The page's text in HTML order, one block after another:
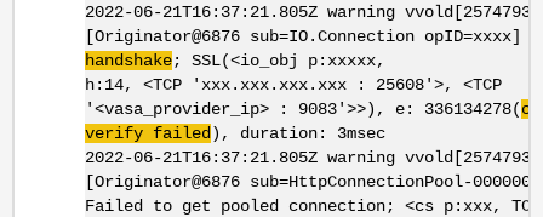
2022-06-21T16:37:21.805Z warning vvold[2574793]
[Originator@6876 sub=IO.Connection opID=xxxx]
handshake; SSL(<io_obj p:xxxxx,
h:14, <TCP 'xxx.xxx.xxx.xxx : 25608'>, <TCP
'<vasa_provider_ip> : 9083'>>), e: 336134278(
verify failed ), duration: 3msec
2022-06-21T16:37:21.805Z warning vvold[2574793]
[Originator@6876 sub=HttpConnectionPool-000000
Failed to get pooled connection; <cs p:xxx,